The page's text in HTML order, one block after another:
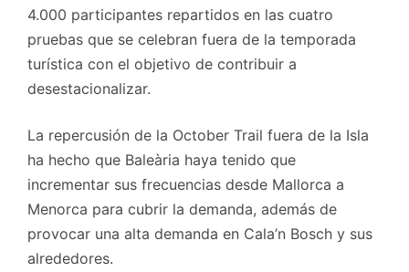
4.000 participantes repartidos en las cuatro
pruebas que se celebran fuera de la temporada
turística con el objetivo de contribuir a
desestacionalizar.
La repercusión de la October Trail fuera de la Isla
ha hecho que Baleària haya tenido que
incrementar sus frecuencias desde Mallorca a
Menorca para cubrir la demanda, además de
provocar una alta demanda en Cala’n Bosch y sus
alrededores.